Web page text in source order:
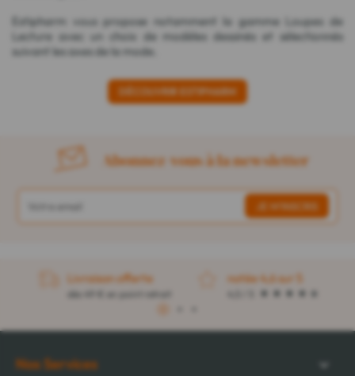
Estipharm vous propose notamment la gamme Loupes de
Lecture avec un choix de modèles dessinés et sélectionnés
suivant les axes de la mode.
DÉCOUVRIR ESTIPHARM
Abonnez-vous à la newsletter
Livraison offerte
dès 49 € en point retrait
notée 4,6 sur 5
Nos Services